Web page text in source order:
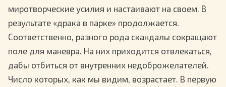
миротворческие усилия и настаивают на своем. В
результате «драка в парке» продолжается.
Соответственно, разного рода скандалы сокращают
поле для маневра. На них приходится отвлекаться,
дабы отбиться от внутренних недоброжелателей.
Число которых, как мы видим, возрастает. В первую